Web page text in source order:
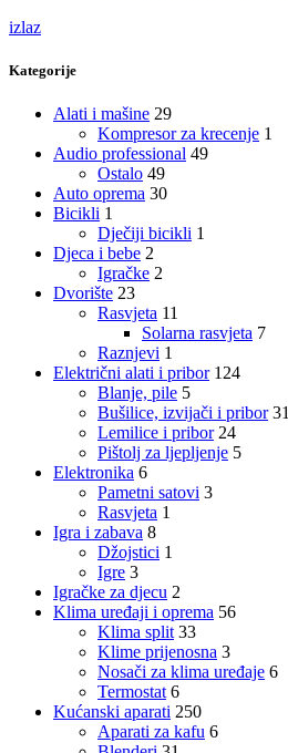
izlaz
Kategorije
Alati i mašine 29
Kompresor za krecenje 1
Audio professional 49
Ostalo 49
Auto oprema 30
Bicikli 1
Dječiji bicikli 1
Djeca i bebe 2
Igračke 2
Dvorište 23
Rasvjeta 11
Solarna rasvjeta 7
Raznjevi 1
Električni alati i pribor 124
Blanje, pile 5
Bušilice, izvijači i pribor 31
Lemilice i pribor 24
Pištolj za ljepljenje 5
Elektronika 6
Pametni satovi 3
Rasvjeta 1
Igra i zabava 8
Džojstici 1
Igre 3
Igračke za djecu 2
Klima uređaji i oprema 56
Klima split 33
Klime prijenosna 3
Nosači za klima uređaje 6
Termostat 6
Kućanski aparati 250
Aparati za kafu 6